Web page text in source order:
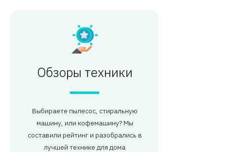
Обзоры техники
Выбираете пылесос, стиральную
машину, или кофемашину? Мы
составили рейтинг и разобрались в
лучшей технике для дома